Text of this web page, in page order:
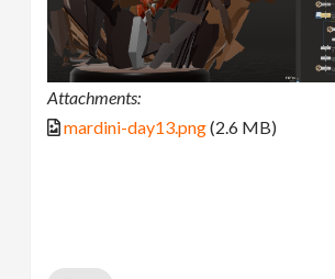
Attachments:
mardini-day13.png(2.6 MB)